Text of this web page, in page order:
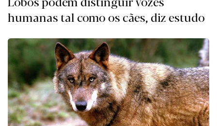
humanas tal como os cães, diz estudo